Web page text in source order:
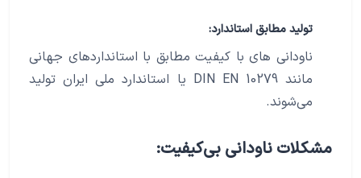
تولید مطابق استاندارد:
ناودانی ‌های با کیفیت مطابق با استانداردهای جهانی
مانند DIN EN 10279 یا استاندارد ملی ایران تولید
می‌شوند.
مشکلات ناودانی بی‌کیفیت: